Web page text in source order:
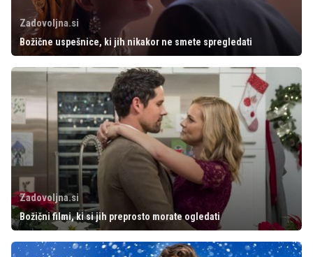
Zadovoljna.si
Božične uspešnice, ki jih nikakor ne smete spregledati
Zadovoljna.si
Božični filmi, ki si jih preprosto morate ogledati